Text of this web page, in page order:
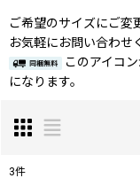
ご希望のサイズにご変
お気軽にお問い合わせ
このアイコ
になります。
3件